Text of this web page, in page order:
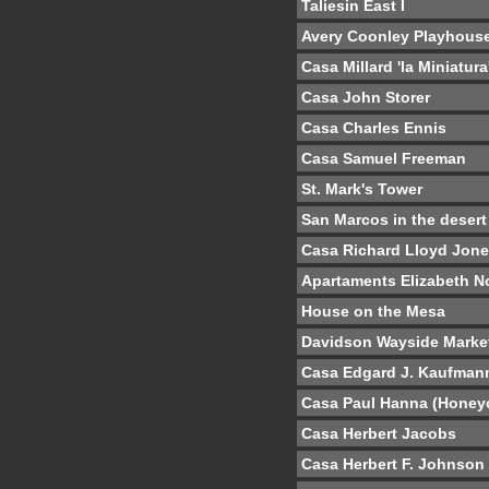
Taliesin East I
Avery Coonley
Casa Millard 'la
Casa John Storer
Casa Charles Ennis
Casa Samuel Freeman
St. Mark's Tower
San Marcos in the desert
Casa Richard Lloyd
Apartaments Elizabeth
House on the Mesa
Davidson Wayside
Casa Edgard J.
Casa Paul Hanna
Casa Herbert Jacobs
Casa Herbert F. Johnson